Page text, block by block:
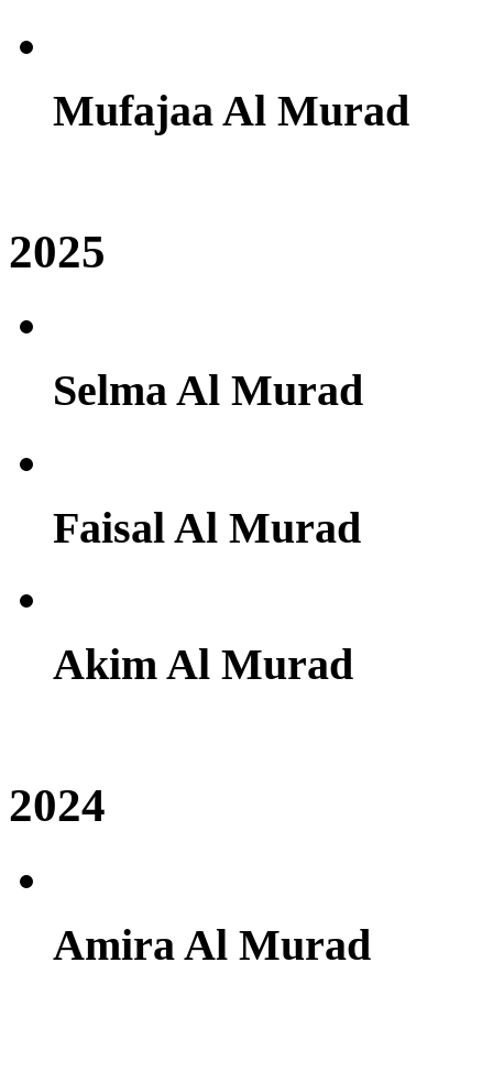
Mufajaa Al Murad
2025
Selma Al Murad
Faisal Al Murad
Akim Al Murad
2024
Amira Al Murad